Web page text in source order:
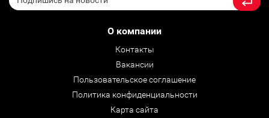
О компании
Контакты
Вакансии
Пользовательское соглашение
Политика конфиденциальности
Карта сайта